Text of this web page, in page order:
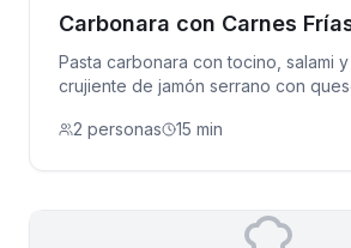
Carbonara con Carnes
Pasta carbonara con tocino, salami
crujiente de jamón serrano con
2 personas 15 min